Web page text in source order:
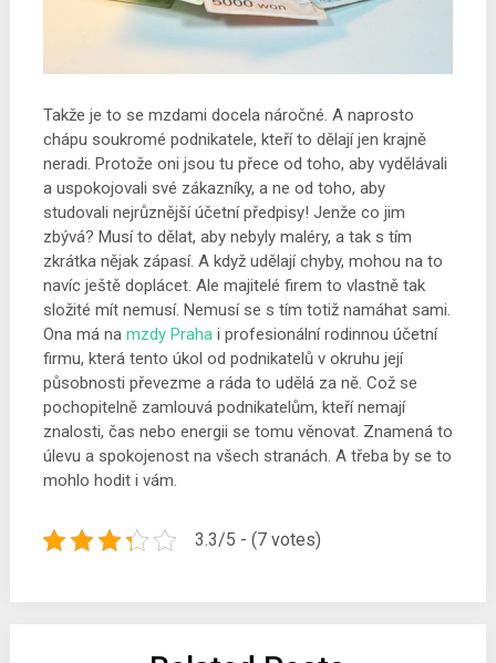
Takže je to se mzdami docela náročné. A naprosto
chápu soukromé podnikatele, kteří to dělají jen krajně
neradi. Protože oni jsou tu přece od toho, aby vydělávali
a uspokojovali své zákazníky, a ne od toho, aby
studovali nejrůznější účetní předpisy! Jenže co jim
zbývá? Musí to dělat, aby nebyly maléry, a tak s tím
zkrátka nějak zápasí. A když udělají chyby, mohou na to
navíc ještě doplácet. Ale majitelé firem to vlastně tak
složité mít nemusí. Nemusí se s tím totiž namáhat sami.
Ona má na mzdy Prahai profesionální rodinnou účetní
firmu, která tento úkol od podnikatelů v okruhu její
působnosti převezme a ráda to udělá za ně. Což se
pochopitelně zamlouvá podnikatelům, kteří nemají
znalosti, čas nebo energii se tomu věnovat. Znamená to
úlevu a spokojenost na všech stranách. A třeba by se to
mohlo hodit i vám.
3.3/5 - (7 votes)